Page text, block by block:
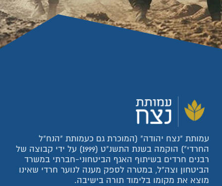
עמותת "נצח יהודה" (המוכרת גם כעמותת "הנח"ל
החרדי") הוקמה בשנת התשנ"ט (1999) על ידי קבוצה של
רבנים חרדים בשיתוף האגף הביטחוני-חברתי במשרד
הביטחון וצה"ל, במטרה לספק מענה לנוער חרדי שאינו
מוצא את מקומו בלימוד תורה בישיבה.